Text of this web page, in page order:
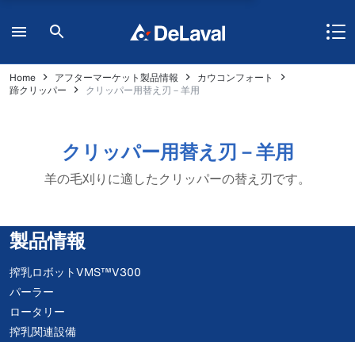
Home アフターマーケット製品情報
カウコンフォート
蹄クリッパー
クリッパー用替え刃－羊用
クリッパー用替え刃－羊用
羊の毛刈りに適したクリッパーの替え刃です。
製品情報
搾乳ロボットVMS™V300
パーラー
ロータリー
搾乳関連設備